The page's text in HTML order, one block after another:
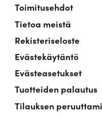
Toimitusehdot
Tietoa meistä
Rekisteriseloste
Evästekäytäntö
Evästeasetukset
Tuotteiden palautus
Tilauksen